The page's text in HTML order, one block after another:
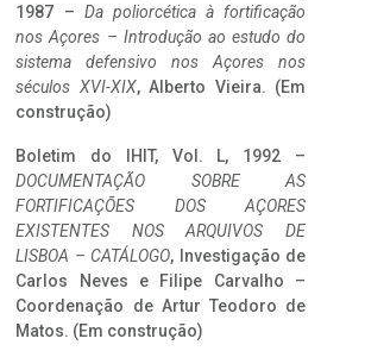
1987 – Da poliorcética à fortificação
nos Açores – Introdução ao estudo do
sistema defensivo nos Açores nos
séculos XVI-XIX, Alberto Vieira. (Em
construção)
Boletim do IHIT, Vol. L, 1992 –
DOCUMENTAÇÃO SOBRE AS
FORTIFICAÇÕES DOS AÇORES
EXISTENTES NOS ARQUIVOS DE
LISBOA – CATÁLOGO, Investigação de
Carlos Neves e Filipe Carvalho –
Coordenação de Artur Teodoro de
Matos. (Em construção)